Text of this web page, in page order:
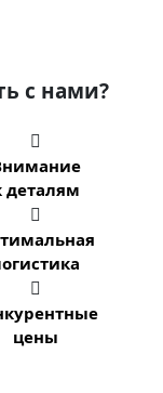
с нами?

деталям


цены